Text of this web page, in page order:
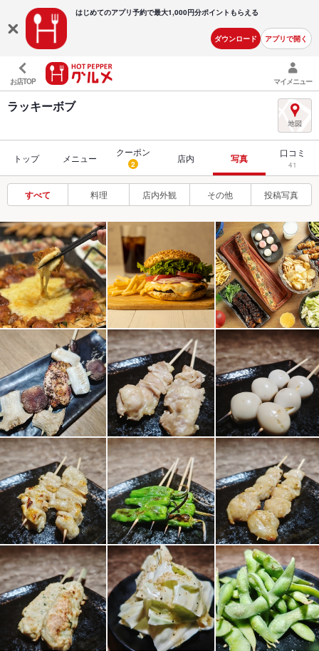
はじめてのアプリ予約で最大1,000円分ポイントもらえる
ダウンロード アプリで開く
お店TOP マイメニュー
ラッキーボブ
トップ メニュー
クーポン
2 店内 写真 口コミ
41
すべて 料理 店内外観 その他 投稿写真